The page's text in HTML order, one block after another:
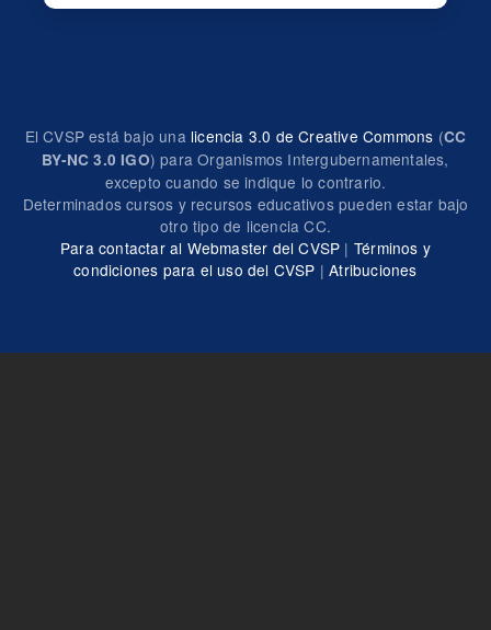
El CVSP está bajo una licencia 3.0 de Creative Commons (CC
BY-NC 3.0 IGO) para Organismos Intergubernamentales,
excepto cuando se indique lo contrario.
Determinados cursos y recursos educativos pueden estar bajo
otro tipo de licencia CC.
Para contactar al Webmaster del CVSP | Términos y
condiciones para el uso del CVSP |Atribuciones